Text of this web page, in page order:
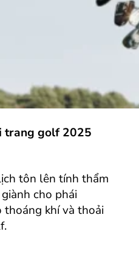
trang golf 2025
tôn lên tính thẩm
cho phái
thoáng khí và thoải